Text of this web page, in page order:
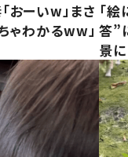
おーいw」まさ
ゃわかるww」
「
答”
景に